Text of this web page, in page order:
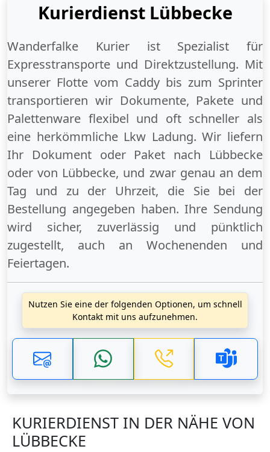
Kurierdienst Lübbecke
Wanderfalke Kurier ist Spezialist für
Expresstransporte und Direktzustellung. Mit
unserer Flotte vom Caddy bis zum Sprinter
transportieren wir Dokumente, Pakete und
Palettenware flexibel und oft schneller als
eine herkömmliche Lkw Ladung. Wir liefern
Ihr Dokument oder Paket nach Lübbecke
odervon Lübbecke, und zwar genau an dem
Tag und zu der Uhrzeit, die Sie bei der
Bestellung angegeben haben. Ihre Sendung
wird sicher, zuverlässig und pünktlich
zugestellt, auch an Wochenenden und
Feiertagen.
Nutzen Sie eine der folgenden Optionen, um schnell
Kontakt mit uns aufzunehmen.
KURIERDIENST IN DER NÄHE VON
LÜBBECKE